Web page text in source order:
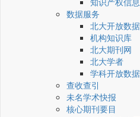
数据服务
北大开放数据
机构知识库
北大期刊网
北大学者
学科开放数
查收查引
未名学术快报
核心期刊要目